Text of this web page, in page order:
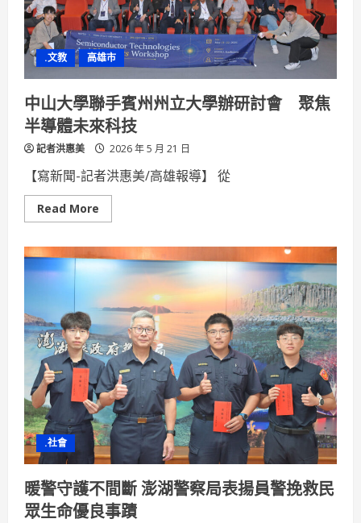
名
品
便
當
加
碼
送
樂
天
小
卡
.文教 高雄市
中山大學聯手賓州州立大學辦研討會 聚焦
半導體未來科技
記者洪惠美 2026 年 5 月 21 日
【寫新聞-記者洪惠美/高雄報導】 從
Read More
more
山
大
學
手
賓
州
州
立
大
學
辦
研
討
會
聚
焦
半
導
體
未
來
科
技
.社會
暖警守護不間斷 澎湖警察局表揚員警挽救民
眾生命優良事蹟